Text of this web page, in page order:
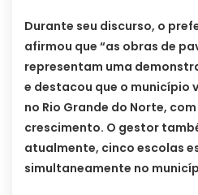
Durante seu discurso, o
afirmou que “as obras de
representam uma
e destacou que o município
no Rio Grande do Norte,
crescimento. O gestor
atualmente, cinco escolas
simultaneamente no